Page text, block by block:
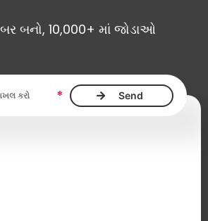
બનો, 10,000+ માં જોડાઓ
છે *